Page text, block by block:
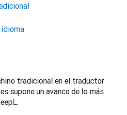
idioma
tradicional en el traductor
supone un avance de lo más